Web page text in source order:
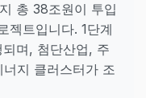
총 38조원이 투입
젝트입니다. 1단계
며, 첨단산업, 주
지 클러스터가 조